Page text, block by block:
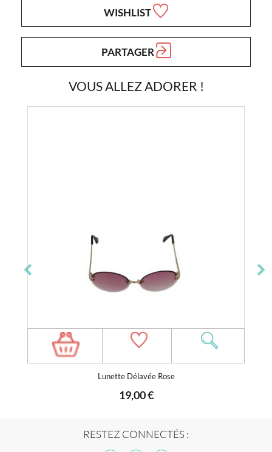
WISHLIST
PARTAGER
VOUS ALLEZ ADORER !
Lunette Délavée Rose
19,00 €
RESTEZ CONNECTÉS :